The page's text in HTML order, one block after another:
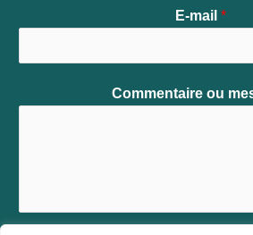
E-mail *
Commentaire ou